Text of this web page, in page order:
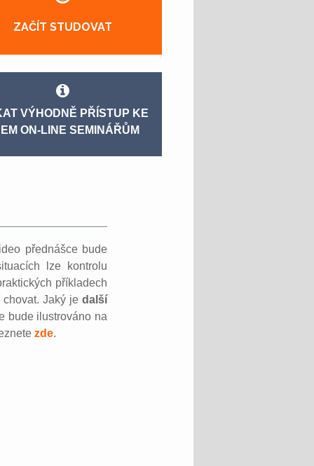
ZAČÍT STUDOVAT
VÝHODNĚ PŘÍSTUP KE
ON-LINE SEMINÁŘŮM
přednášce bude
lze kontrolu
příkladech
Jaký je další
bude ilustrováno na
zde.